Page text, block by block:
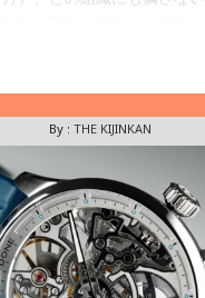
VAN DER KLAAUW】から、
ー
By : THE KIJINKAN